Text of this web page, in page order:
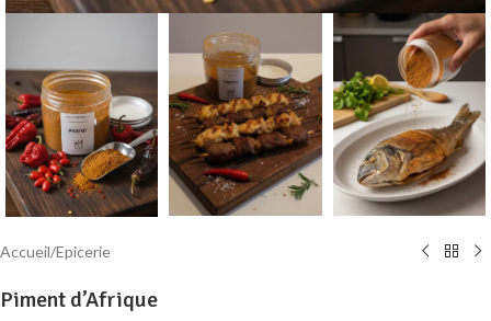
Accueil/Epicerie
Piment d’Afrique